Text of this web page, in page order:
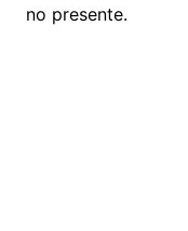
no presente.